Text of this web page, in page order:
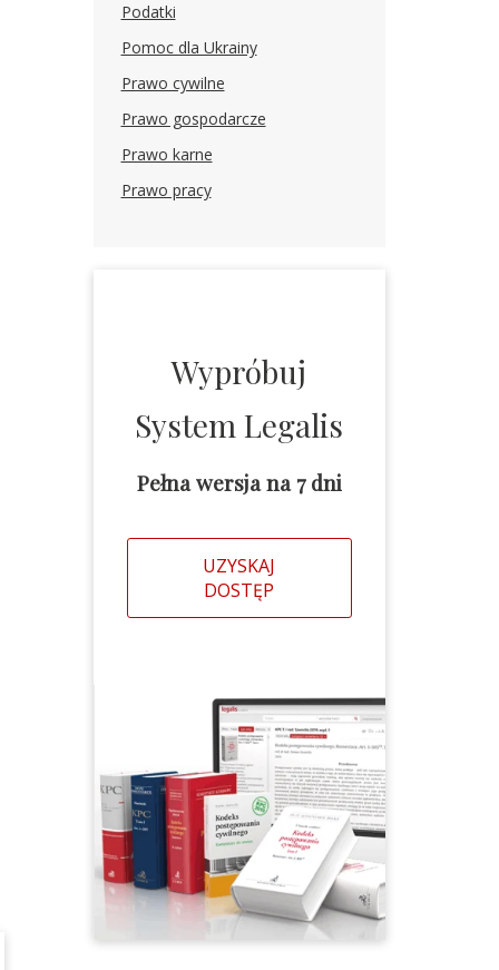
Podatki
Pomoc dla Ukrainy
Prawo cywilne
Prawo gospodarcze
Prawo karne
Prawo pracy
Wypróbuj
System Legalis
Pełna wersja na 7 dni
UZYSKAJ
DOSTĘP